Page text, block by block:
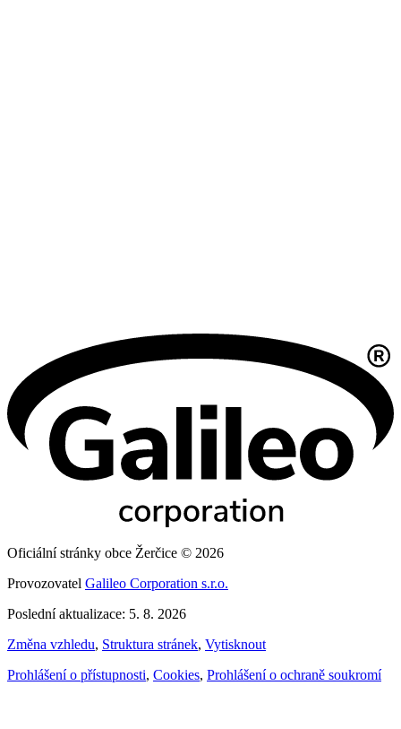
Oficiální stránky obce Žerčice © 2026
Provozovatel Galileo Corporation s.r.o.
Poslední aktualizace: 5. 8. 2026
Změna vzhledu, Struktura stránek, Vytisknout
Prohlášení o přístupnosti, Cookies, Prohlášení o ochraně soukromí